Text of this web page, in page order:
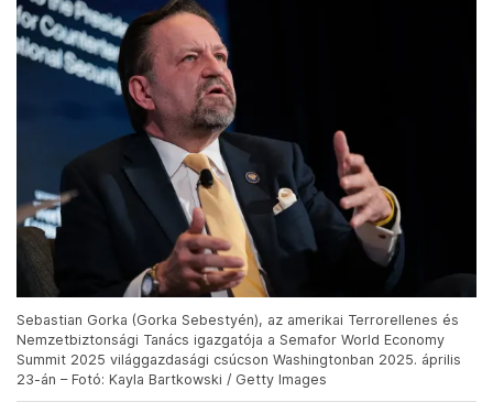
Sebastian Gorka (Gorka Sebestyén), az amerikai Terrorellenes és
Nemzetbiztonsági Tanács igazgatója a Semafor World Economy
Summit 2025 világgazdasági csúcson Washingtonban 2025. április
23-án – Fotó: Kayla Bartkowski / Getty Images